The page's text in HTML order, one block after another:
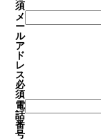
須
メ
ー
ル
ア
ド
レ
ス
必
須
電
話
番
号